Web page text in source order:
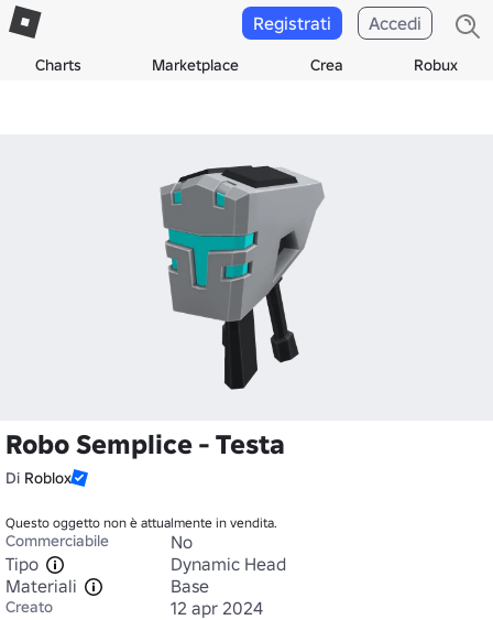
Charts Marketplace Crea Robux
Registrati Accedi
Robo Semplice - Testa
Di Roblox
Questo oggetto non è attualmente in vendita.
Commerciabile
No
Tipo
Dynamic Head
Materiali
Base
Creato 12 apr 2024